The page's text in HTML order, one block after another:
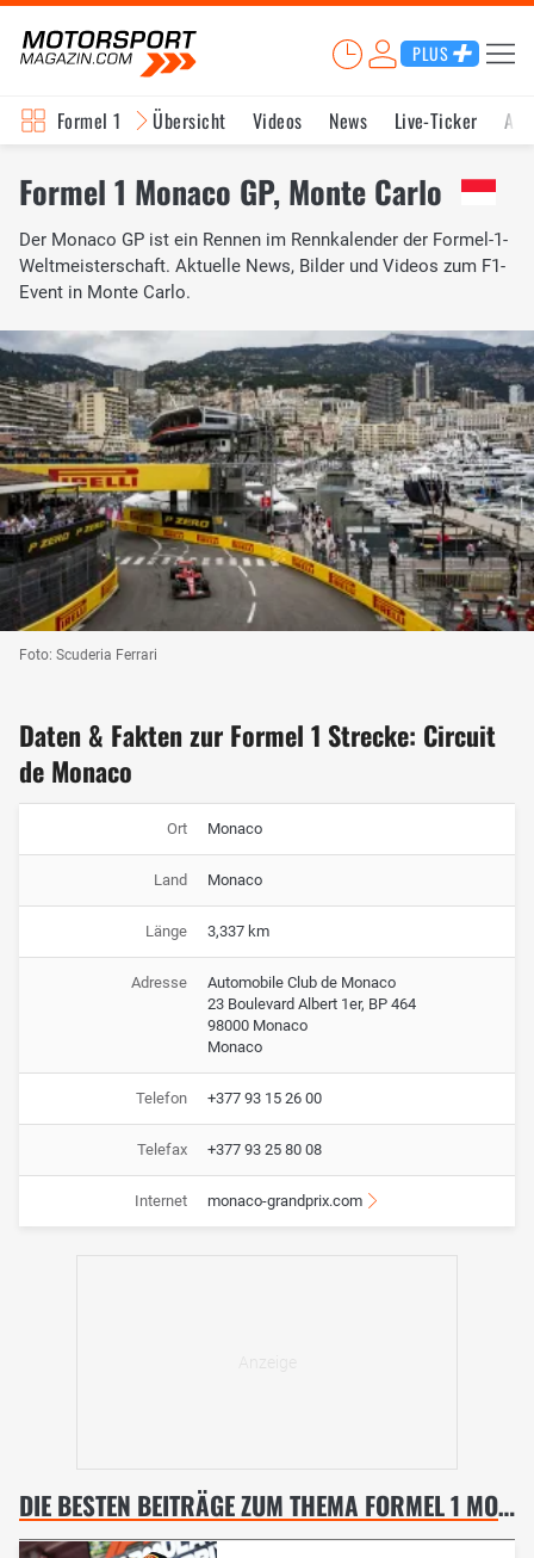
PLUS
Formel 1 Übersicht Videos News Live-Ticker
Formel 1 Monaco GP, Monte Carlo
Der Monaco GP ist ein Rennen im Rennkalender der Formel-1-
Weltmeisterschaft. Aktuelle News, Bilder und Videos zum F1-
Event in Monte Carlo.
Foto: Scuderia Ferrari
Daten & Fakten zur Formel 1 Strecke: Circuit
de Monaco
Ort Monaco
Land Monaco
Länge 3,337 km
Adresse
Automobile Club de Monaco
23 Boulevard Albert 1er, BP 464
98000 Monaco
Monaco
Telefon +377 93 15 26 00
Telefax +377 93 25 80 08
Internet monaco-grandprix.com
DIE BESTEN BEITRÄGE ZUM THEMA FORMEL 1 MONACO GP, MONTE CARLO